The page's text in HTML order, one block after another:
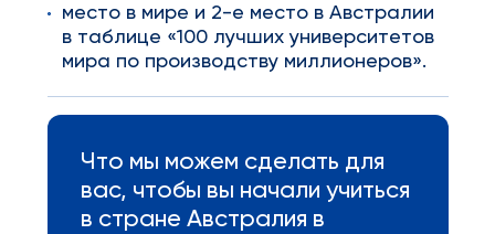
место в мире и 2-е место в Австралии
в таблице «100 лучших университетов
мира по производству миллионеров».
Что мы можем сделать для
вас, чтобы вы начали учиться
в стране Австралия в